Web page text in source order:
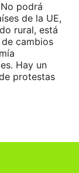
podrá
de la UE,
rural, está
cambios
Hay un
protestas